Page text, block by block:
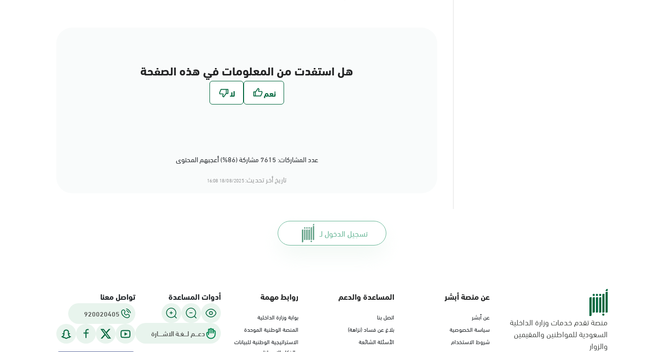
هل استفدت من المعلومات في هذه الصفحة
عدد المشاركات: 7615 مشاركة (86%) أعجبهم المحتوى
تاريخ أخر تحديث:18/08/2025 16:08
تسجيل الدخول لـ
منصة تقدم خدمات وزارة الداخلية
السعودية للمواطنين والمقيمين
والزوار
عن منصة أبشر
عن أبشر
سياسة الخصوصية
شروط الاستخدام
المساعدة والدعم
اتصل بنا
بلاغ عن فساد (نزاهة)
الأسئلة الشائعة
روابط مهمة
بوابة وزارة الداخلية
المنصة الوطنية الموحدة
الاستراتيجية الوطنية للبيانات
أدوات المساعدة
دعـــم لـــغـة الاشــــارة
تواصل معنا
920020405